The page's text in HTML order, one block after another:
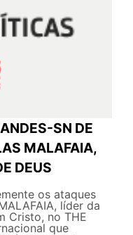
SN DE
MALAFAIA,
DEUS
os ataques
líder da
Cristo, no THE
que